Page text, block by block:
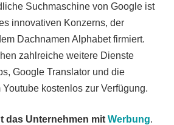
Suchmaschine von Google ist
innovativen Konzerns, der
Dachnamen Alphabet firmiert.
zahlreiche weitere Dienste
Google Translator und die
Youtube kostenlos zur Verfügung.
das Unternehmen mit Werbung.